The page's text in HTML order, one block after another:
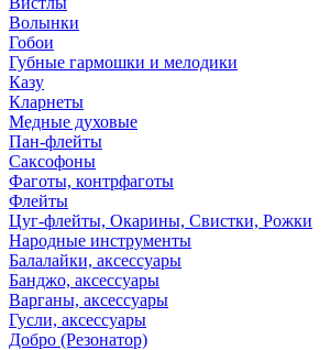
Волынки
Гобои
Губные гармошки и мелодики
Казу
Кларнеты
Медные духовые
Пан-флейты
Саксофоны
Фаготы, контрфаготы
Флейты
Цуг-флейты, Окарины, Свистки, Рожки
Народные инструменты
Балалайки, аксессуары
Банджо, аксессуары
Варганы, аксессуары
Гусли, аксессуары
Добро (Резонатор)